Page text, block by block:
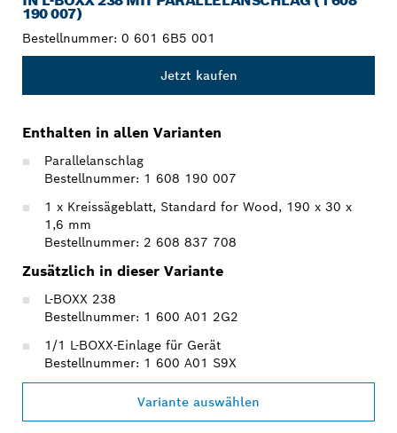
190 007)
Bestellnummer: 0 601 6B5 001
Jetzt kaufen
Enthalten in allen Varianten
Parallelanschlag
Bestellnummer: 1 608 190 007
1 x Kreissägeblatt, Standard for Wood, 190 x 30 x
1,6 mm
Bestellnummer: 2 608 837 708
Zusätzlich in dieser Variante
L-BOXX 238
Bestellnummer: 1 600 A01 2G2
1/1 L-BOXX-Einlage für Gerät
Bestellnummer: 1 600 A01 S9X
Variante auswählen